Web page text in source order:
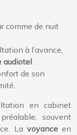
comme de nuit
à l’avance,
audiotel.
de son
en cabinet
souvent
La voyance en